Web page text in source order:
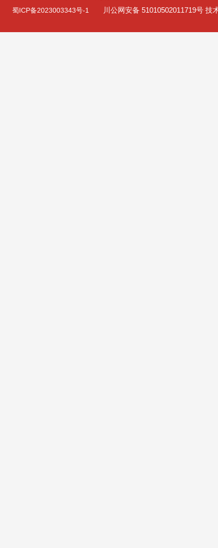
蜀ICP备2023003343号-1 川公网安备 51010502011719号 技